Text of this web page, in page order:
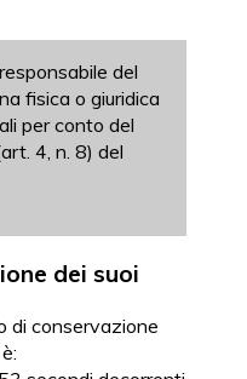
del
fisica o giuridica
per conto del
4, n. 8) del
dei suoi
di conservazione